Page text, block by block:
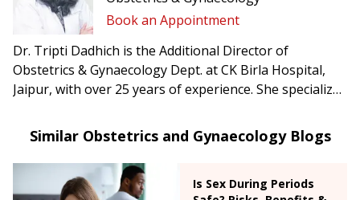
Book an Appointment
Dr. Tripti Dadhich is the Additional Director of
Obstetrics & Gynaecology Dept. at CK Birla Hospital,
Jaipur, with over 25 years of experience. She specializes
advanced gynecological surgeries.
Similar Obstetrics and Gynaecology Blogs
Is Sex During Periods